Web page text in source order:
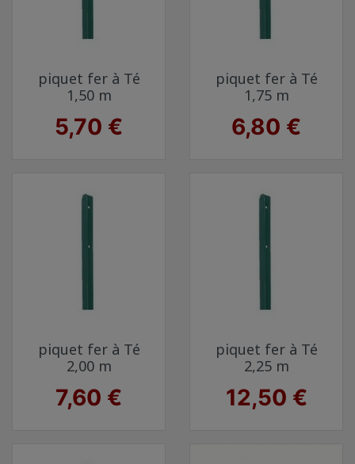
piquet fer à Té
1,50 m
Prix
5,70 €
piquet fer à Té
1,75 m
Prix
6,80 €
piquet fer à Té
2,00 m
Prix
7,60 €
piquet fer à Té
2,25 m
Prix
12,50 €